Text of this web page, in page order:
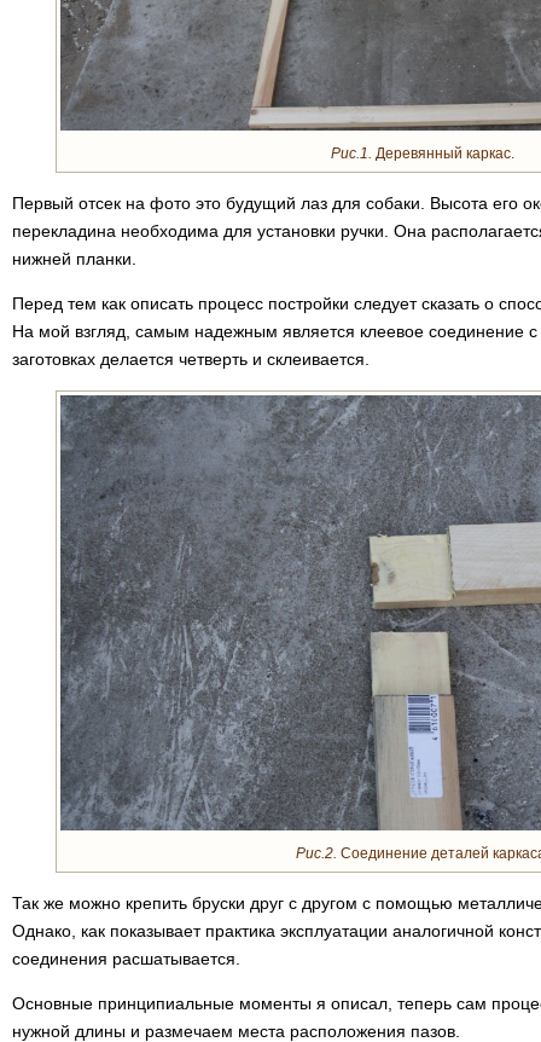
Рис.1. Деревянный каркас.
Первый отсек на фото это будущий лаз для собаки. Высота его
перекладина необходима для установки ручки. Она
нижней планки.
Перед тем как описать процесс постройки следует сказать о
На мой взгляд, самым надежным является клеевое соединение
заготовках делается четверть и склеивается.
Рис.2. Соединение деталей
Так же можно крепить бруски друг с другом с помощью
Однако, как показывает практика эксплуатации аналогичной
соединения расшатывается.
Основные принципиальные моменты я описал, теперь сам
нужной длины и размечаем места расположения пазов.